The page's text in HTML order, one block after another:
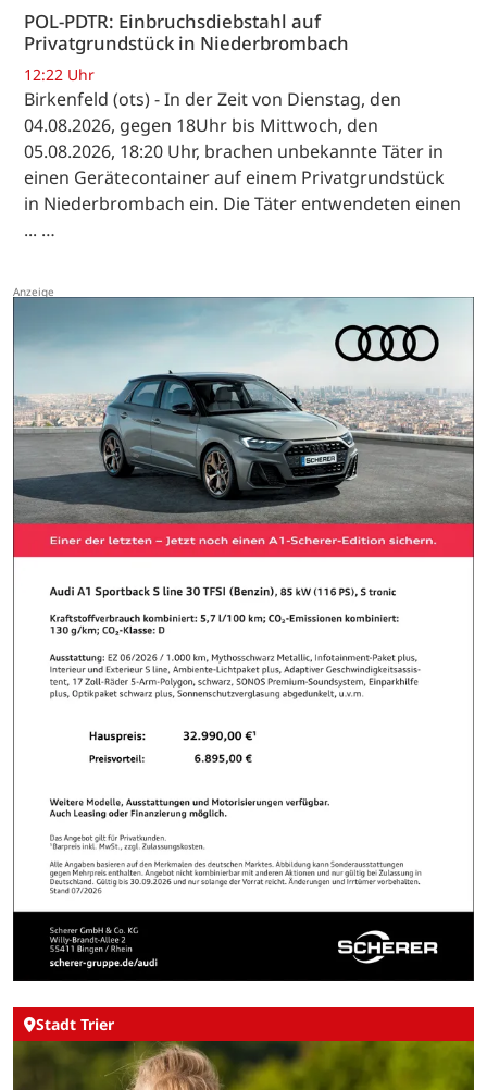
POL-PDTR: Einbruchsdiebstahl auf
Privatgrundstück in Niederbrombach
12:22 Uhr
Birkenfeld (ots) - In der Zeit von Dienstag, den
04.08.2026, gegen 18Uhr bis Mittwoch, den
05.08.2026, 18:20 Uhr, brachen unbekannte Täter in
einen Gerätecontainer auf einem Privatgrundstück
in Niederbrombach ein. Die Täter entwendeten einen
... …
Stadt Trier